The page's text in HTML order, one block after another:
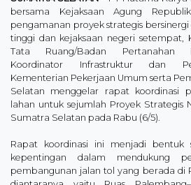
bersama Kejaksaan Agung
pengamanan proyek strategis
tinggi dan kejaksaan negeri setempat,
Tata Ruang/Badan Pertanahan
Koordinator Infrastruktur dan
Kementerian Pekerjaan Umum serta
Selatan menggelar rapat koordinasi
lahan untuk sejumlah Proyek Strategis
Sumatra Selatan pada Rabu (6/5).
Rapat koordinasi ini menjadi bentuk
kepentingan dalam mendukung
pembangunan jalan tol yang berada di